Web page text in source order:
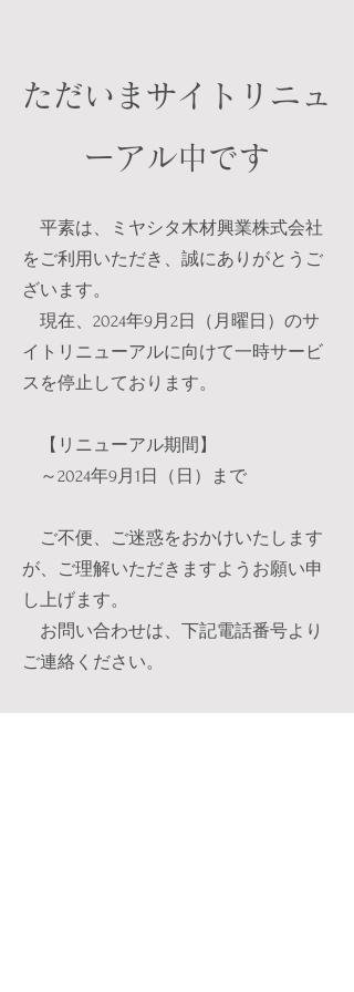
ただいまサイトリニュ
ーアル中です
平素は、ミヤシタ木材興業株式会社
をご利用いただき、誠にありがとうご
ざいます。
現在、2024年9月2日（月曜日）のサ
イトリニューアルに向けて一時サービ
スを停止しております。
【リニューアル期間】
～2024年9月1日（日）まで
ご不便、ご迷惑をおかけいたします
が、ご理解いただきますようお願い申
し上げます。
お問い合わせは、下記電話番号より
ご連絡ください。